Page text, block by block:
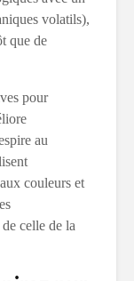
volatils),
que de
pour
au
couleurs et
celle de la